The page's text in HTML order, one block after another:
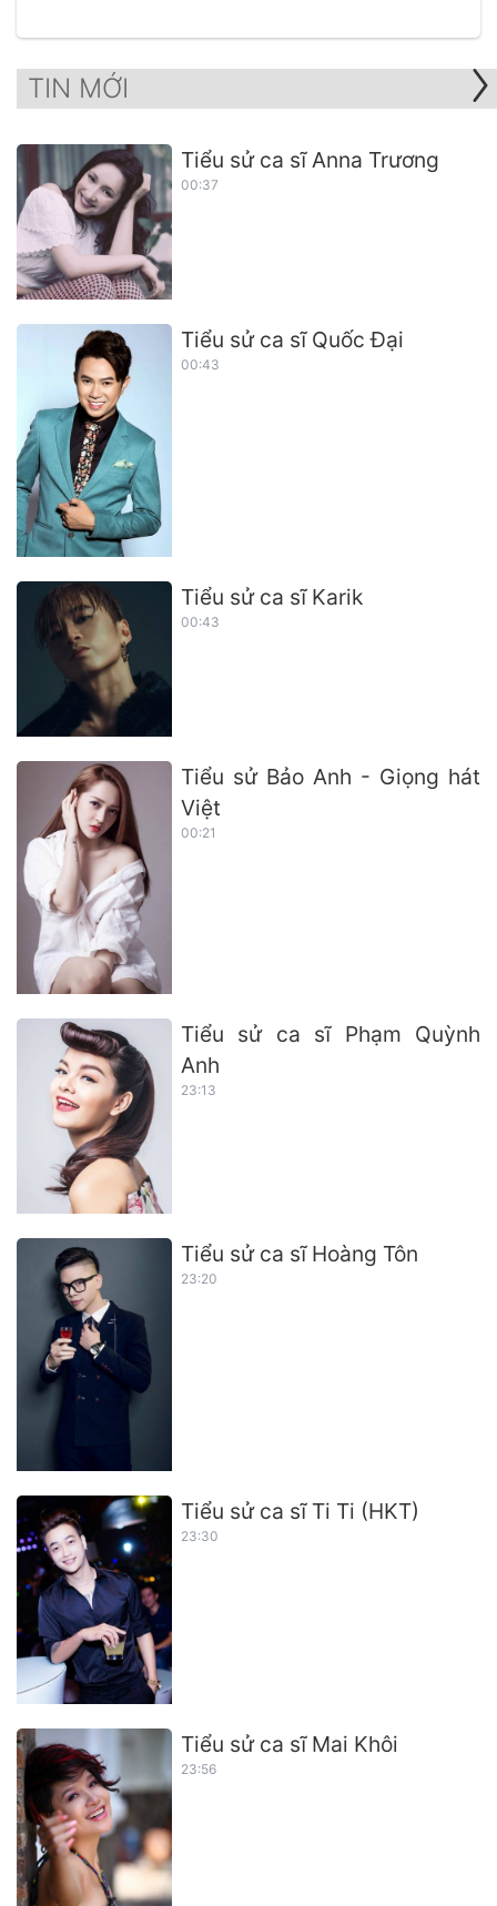
TIN MỚI
Tiểu sử ca sĩ Anna Trương
00:37
Tiểu sử ca sĩ Quốc Đại
00:43
Tiểu sử ca sĩ Karik
00:43
Tiểu sử Bảo Anh - Giọng hát
Việt
00:21
Tiểu sử ca sĩ Phạm Quỳnh
Anh
23:13
Tiểu sử ca sĩ Hoàng Tôn
23:20
Tiểu sử ca sĩ Ti Ti (HKT)
23:30
Tiểu sử ca sĩ Mai Khôi
23:56